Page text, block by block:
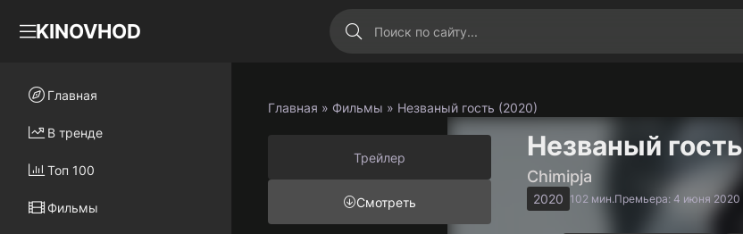
KINOVHOD
Главная » Фильмы » Незваный гость (2020)
Незваный гость
Chimipja
2020 102 мин.Премьера: 4 июня 2020
Трейлер
Смотреть
Главная
В тренде
Топ 100
Фильмы